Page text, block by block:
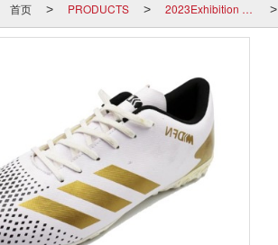
首页 > PRODUCTS > 2023Exhibition products >